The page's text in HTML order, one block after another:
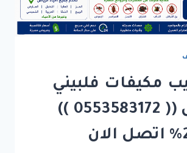
مكيفات فلبيني
بالرياض (( 0553583172 ))